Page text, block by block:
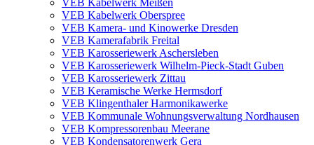
VEB Kabelwerk Meißen
VEB Kabelwerk Oberspree
VEB Kamera- und Kinowerke Dresden
VEB Kamerafabrik Freital
VEB Karosseriewerk Aschersleben
VEB Karosseriewerk Wilhelm-Pieck-Stadt Guben
VEB Karosseriewerk Zittau
VEB Keramische Werke Hermsdorf
VEB Klingenthaler Harmonikawerke
VEB Kommunale Wohnungsverwaltung Nordhausen
VEB Kompressorenbau Meerane
VEB Kondensatorenwerk Gera